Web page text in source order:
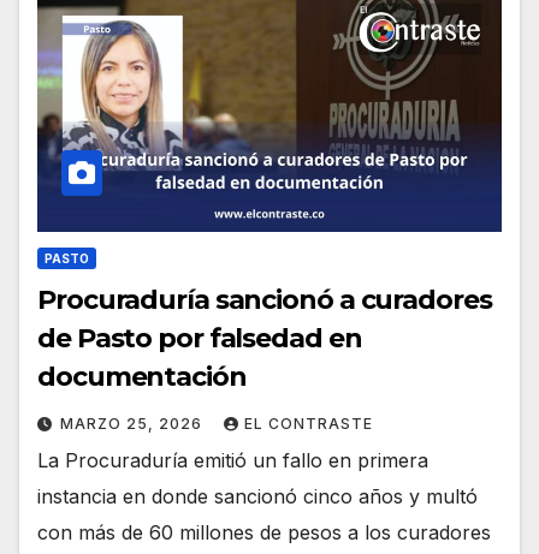
PASTO
Procuraduría sancionó a curadores
de Pasto por falsedad en
documentación
MARZO 25, 2026 EL CONTRASTE
La Procuraduría emitió un fallo en primera
instancia en donde sancionó cinco años y multó
con más de 60 millones de pesos a los curadores